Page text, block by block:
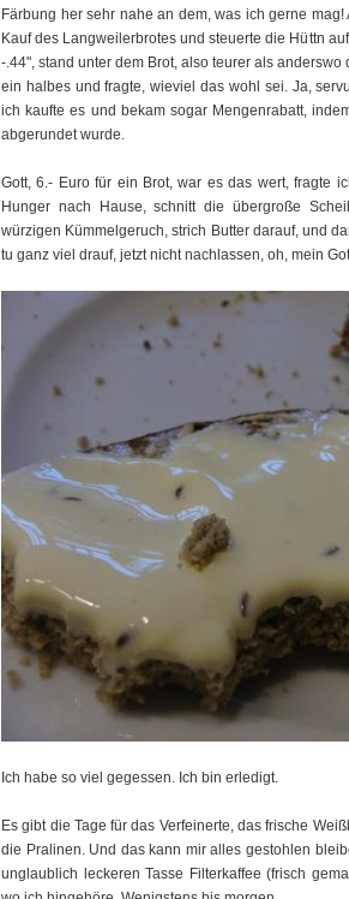
Färbung her sehr nahe an dem, was ich gerne
Kauf des Langweilerbrotes und steuerte die Hüttn
-.44", stand unter dem Brot, also teurer als
ein halbes und fragte, wieviel das wohl sei. Ja,
ich kaufte es und bekam sogar Mengenrabatt,
abgerundet wurde.
Gott, 6.- Euro für ein Brot, war es das wert, fragte
Hunger nach Hause, schnitt die übergroße
würzigen Kümmelgeruch, strich Butter darauf, und
tu ganz viel drauf, jetzt nicht nachlassen, oh, mein
Ich habe so viel gegessen. Ich bin erledigt.
Es gibt die Tage für das Verfeinerte, das frische
die Pralinen. Und das kann mir alles gestohlen
unglaublich leckeren Tasse Filterkaffee (frisch